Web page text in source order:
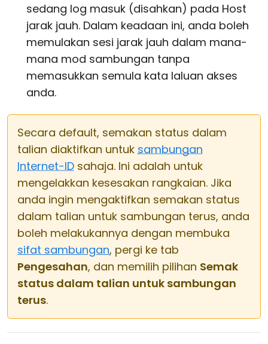
sedang log masuk (disahkan) pada Host
jarak jauh. Dalam keadaan ini, anda boleh
memulakan sesi jarak jauh dalam mana-
mana mod sambungan tanpa
memasukkan semula kata laluan akses
anda.
Secara default, semakan status dalam
talian diaktifkan untuk sambungan
Internet-ID sahaja. Ini adalah untuk
mengelakkan kesesakan rangkaian. Jika
anda ingin mengaktifkan semakan status
dalam talian untuk sambungan terus, anda
boleh melakukannya dengan membuka
sifat sambungan, pergi ke tab
Pengesahan, dan memilih pilihan Semak
status dalam talian untuk sambungan
terus.